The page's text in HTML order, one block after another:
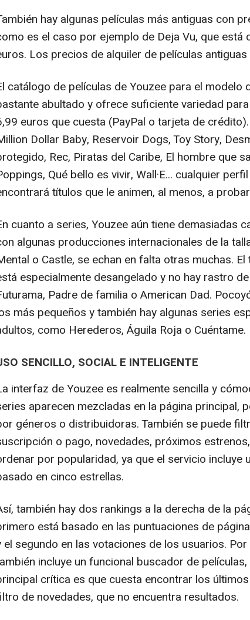
hay algunas películas más antiguas con
es el caso por ejemplo de Deja Vu, que está
Los precios de alquiler de películas
catálogo de películas de Youzee para el modelo
abultado y ofrece suficiente variedad
euros que cuesta (PayPal o tarjeta de
Dollar Baby, Reservoir Dogs, Toy Story,
Rec, Piratas del Caribe, El hombre que
Qué bello es vivir, Wall·E... cualquier
títulos que le animen, al menos, a
cuanto a series, Youzee aún tiene demasiadas
algunas producciones internacionales de la
o Castle, se echan en falta otras muchas.
especialmente desangelado y no hay rastro
Padre de familia o American Dad.
más pequeños y también hay algunas series
como Herederos, Águila Roja o Cuéntame.
SENCILLO, SOCIAL E INTELIGENTE
interfaz de Youzee es realmente sencilla y
aparecen mezcladas en la página principal,
géneros o distribuidoras. También se puede
o pago, novedades, próximos
por popularidad, ya que el servicio incluye
en cinco estrellas.
también hay dos rankings a la derecha de la
está basado en las puntuaciones de
el segundo en las votaciones de los usuarios.
incluye un funcional buscador de
crítica es que cuesta encontrar los
de novedades, que no encuentra resultados.